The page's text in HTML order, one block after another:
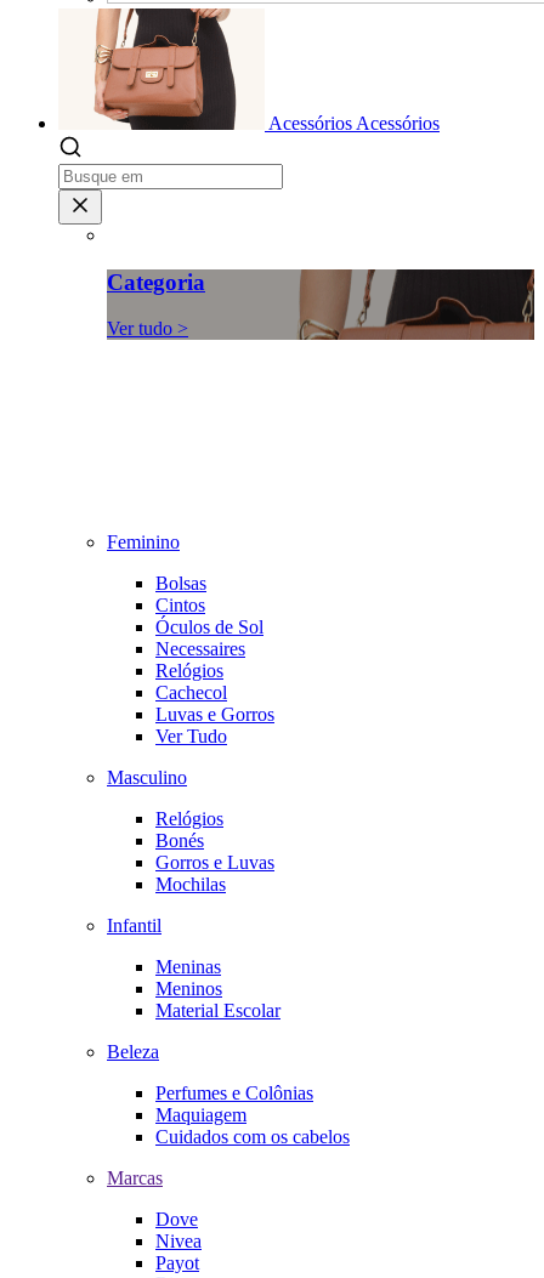
Acessórios Acessórios
Categoria
Ver tudo >
Feminino
Bolsas
Cintos
Óculos de Sol
Necessaires
Relógios
Cachecol
Luvas e Gorros
Ver Tudo
Masculino
Relógios
Bonés
Gorros e Luvas
Mochilas
Infantil
Meninas
Meninos
Material Escolar
Beleza
Perfumes e Colônias
Maquiagem
Cuidados com os cabelos
Marcas
Dove
Nivea
Payot